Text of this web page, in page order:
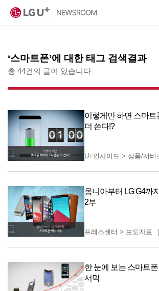
‘스마트폰’에 대한 태그 검색결과
총 44건의 글이 있습니다
이렇게만 하면 스마
더 쓴다!?
U+인사이드 >상품/서비
옴니아부터 LG G4까
2부
프레스센터 > 보도자료
한 눈에 보는 스마트
서막